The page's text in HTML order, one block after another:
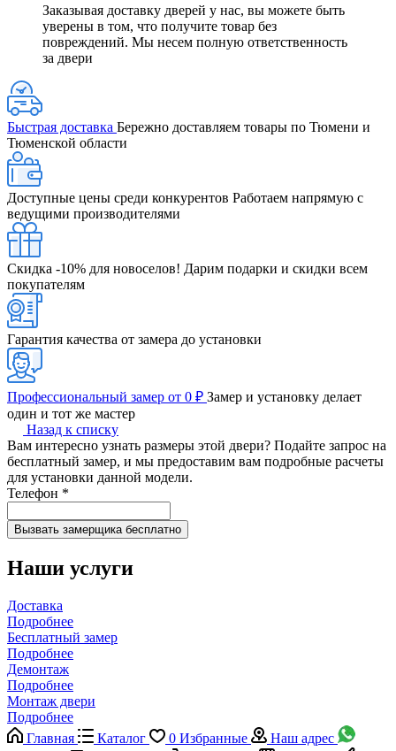
Заказывая доставку дверей у нас, вы можете быть
уверены в том, что получите товар без
повреждений. Мы несем полную ответственность
за двери
Быстрая доставка Бережно доставляем товары по Тюмени и
Тюменской области
Доступные цены среди конкурентов Работаем напрямую с
ведущими производителями
Скидка -10% для новоселов! Дарим подарки и скидки всем
покупателям
Гарантия качества от замера до установки
Профессиональный замер от 0 ₽ Замер и установку делает
один и тот же мастер
Назад к списку
Вам интересно узнать размеры этой двери? Подайте запрос на
бесплатный замер, и мы предоставим вам подробные расчеты
для установки данной модели.
Телефон *
Наши услуги
Доставка
Подробнее
Бесплатный замер
Подробнее
Демонтаж
Подробнее
Монтаж двери
Подробнее
Главная
Каталог 0 Избранные
Наш адрес